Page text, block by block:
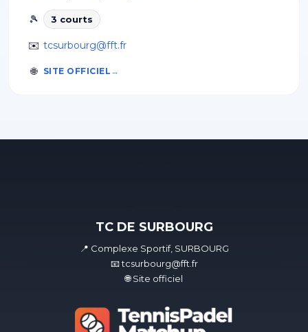
🎾 3 courts
✉️ tcsurbourg@fft.fr
🌐 SITE OFFICIEL
TC DE SURBOURG
📍 Complexe Sportif, SURBOURG
📧 tcsurbourg@fft.fr
🌐 Site officiel